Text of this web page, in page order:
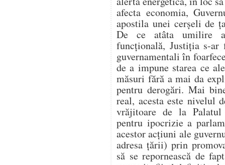
afecta economia,
apostila unei cerșeli de
De ce atâta umilire
funcțională, Justiția s-
guvernamentali în
de a impune starea ce
măsuri fără a mai da
pentru derogări. Mai
real, acesta este nivelul
vrăjitoare de la
pentru ipocrizie a
acestor acțiuni ale
adresa țării) prin
să se repornească de